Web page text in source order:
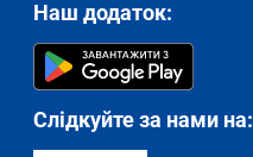
Наш додаток:
Слідкуйте за нами на: